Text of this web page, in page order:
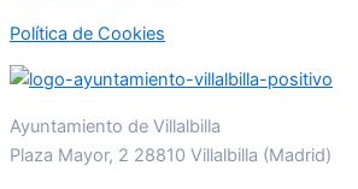
Política de Cookies
Ayuntamiento de Villalbilla
Plaza Mayor, 2 28810 Villalbilla (Madrid)